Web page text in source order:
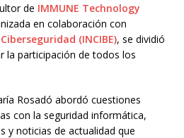
de IMMUNE Technology
en colaboración con
(INCIBE), se dividió
la participación de todos los
Rosadó abordó cuestiones
con la seguridad informática,
y noticias de actualidad que